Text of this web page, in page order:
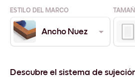
ESTILO DEL MARCO
Ancho Nuez
Descubre el sistema de